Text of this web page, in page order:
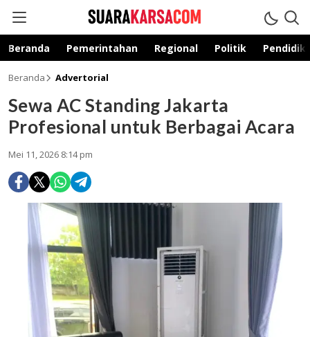
suarakarsa.com
Informasi terpercaya
Beranda Pemerintahan Regional Politik
Beranda Advertorial
Sewa AC Standing Jakarta
Profesional untuk Berbagai Acara
Mei 11, 2026 8:14 pm